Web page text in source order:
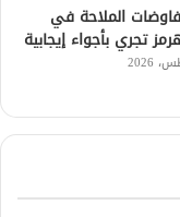
الملاحة في
تجري بأجواء إيجابية